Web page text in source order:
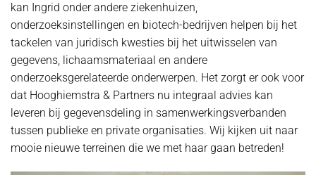
kan Ingrid onder andere ziekenhuizen,
onderzoeksinstellingen en biotech-bedrijven helpen bij het
tackelen van juridisch kwesties bij het uitwisselen van
gegevens, lichaamsmateriaal en andere
onderzoeksgerelateerde onderwerpen. Het zorgt er ook voor
dat Hooghiemstra & Partners nu integraal advies kan
leveren bij gegevensdeling in samenwerkingsverbanden
tussen publieke en private organisaties. Wij kijken uit naar
mooie nieuwe terreinen die we met haar gaan betreden!